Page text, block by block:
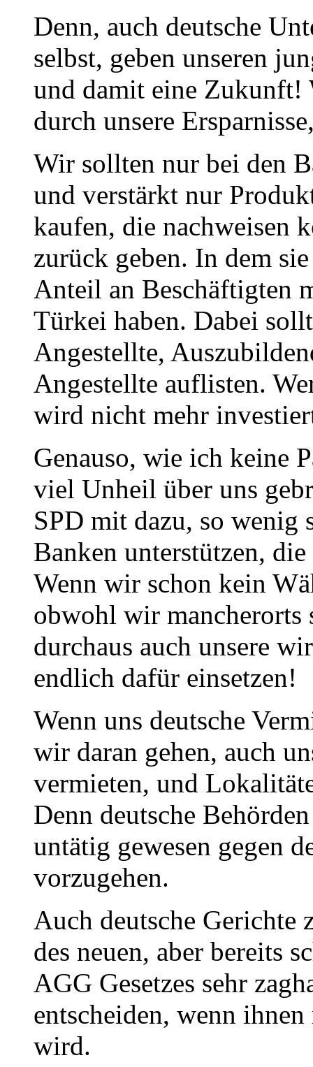
Denn, auch deutsche
selbst, geben unseren
und damit eine Zukunft!
durch unsere
Wir sollten nur bei den
und verstärkt nur
kaufen, die nachweisen
zurück geben. In dem
Anteil an Beschäftigten
Türkei haben. Dabei
Angestellte,
Angestellte auflisten.
wird nicht mehr
Genauso, wie ich keine
viel Unheil über uns
SPD mit dazu, so wenig
Banken unterstützen,
Wenn wir schon kein
obwohl wir mancherorts
durchaus auch unsere
endlich dafür einsetzen!
Wenn uns deutsche
wir daran gehen, auch
vermieten, und
Denn deutsche
untätig gewesen gegen
vorzugehen.
Auch deutsche Gerichte
des neuen, aber bereits
AGG Gesetzes sehr
entscheiden, wenn
wird.